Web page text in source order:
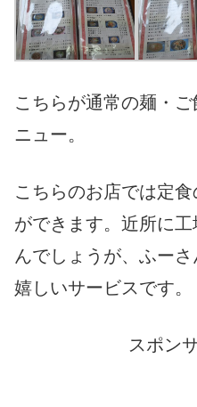
こちらが通常の麺・
ニュー。
こちらのお店では定
ができます。近所に
んでしょうが、ふー
嬉しいサービスです。
スポン